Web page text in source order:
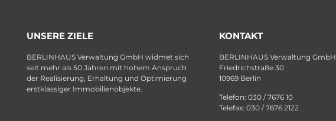
UNSERE ZIELE
BERLINHAUS Verwaltung GmbH widmet sich
seit mehr als 50 Jahren mit hohem Anspruch
der Realisierung, Erhaltung und Optimierung
erstklassiger Immobilienobjekte.
KONTAKT
BERLINHAUS Verwaltung GmbH
Friedrichstraße 30
10969 Berlin
Telefon: 030 / 7676 10
Telefax: 030 / 7676 2122